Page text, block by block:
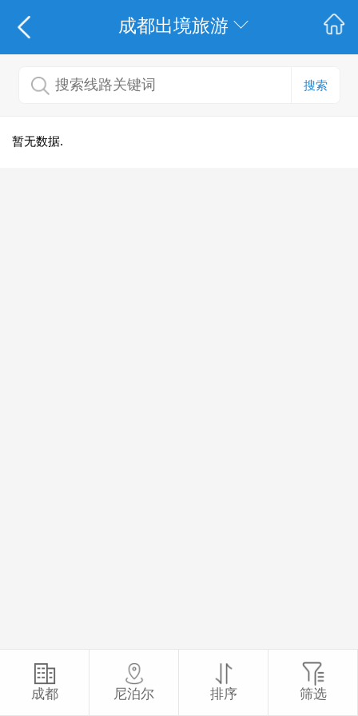
成都出境旅游
搜索
暂无数据.
成都 尼泊尔 排序 筛选